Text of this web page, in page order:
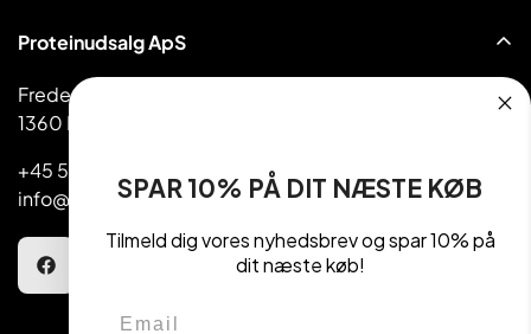
Proteinudsalg ApS
Frederiksborggade 39
1360 København
+45 5810 1080
info@getactive.dk
Håndvægte & Vægte
Madvarer
Kettlebell
SPAR 10% PÅ DIT NÆSTE KØB
Tilmeld dig vores nyhedsbrev og spar 10% på
dit næste køb!